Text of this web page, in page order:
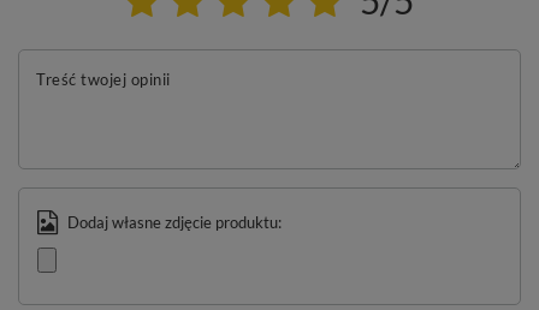
Treść twojej opinii
Dodaj własne zdjęcie produktu: